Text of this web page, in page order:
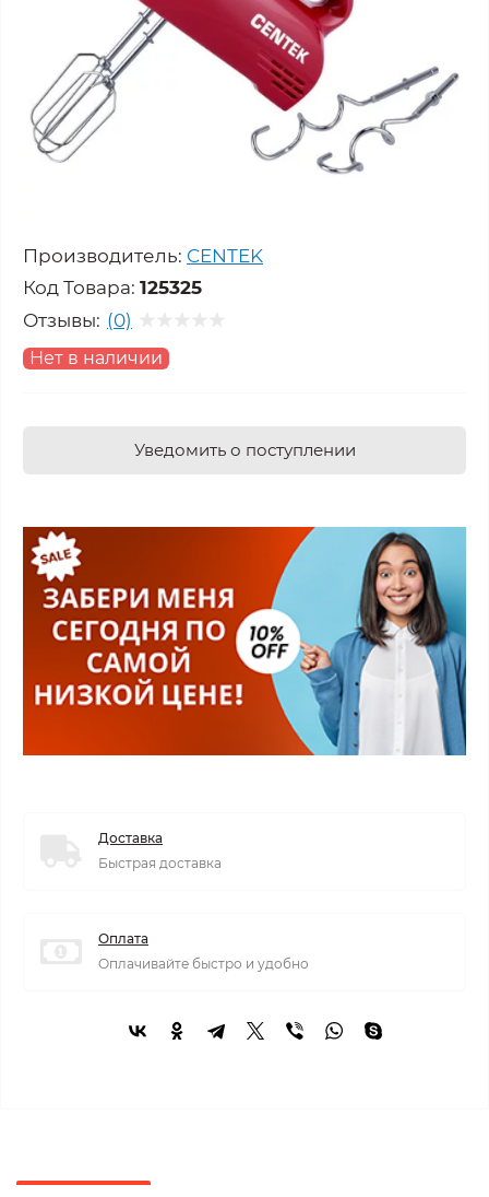
Производитель: CENTEK
Код Товара: 125325
Отзывы: (0)
Нет в наличии
Уведомить о поступлении
Доставка
Быстрая доставка
Оплата
Оплачивайте быстро и удобно